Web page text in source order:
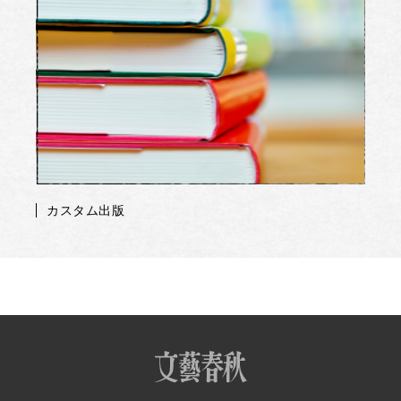
カスタム出版